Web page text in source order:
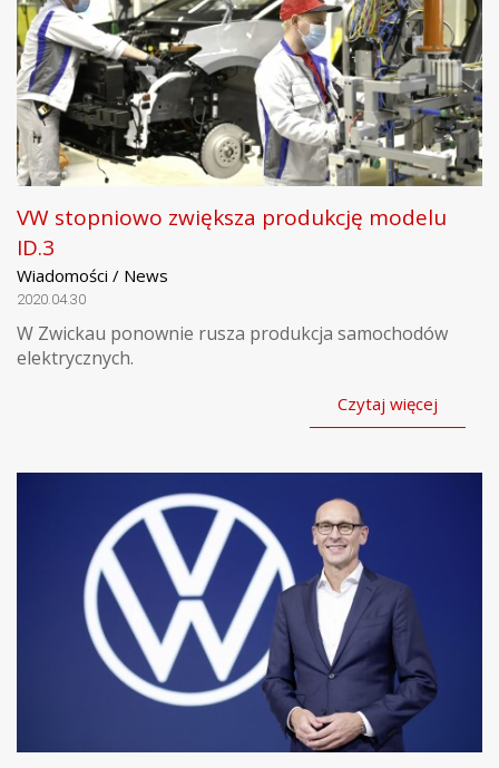
VW stopniowo zwiększa produkcję modelu
ID.3
Wiadomości / News
2020.04.30
W Zwickau ponownie rusza produkcja samochodów
elektrycznych.
Czytaj więcej